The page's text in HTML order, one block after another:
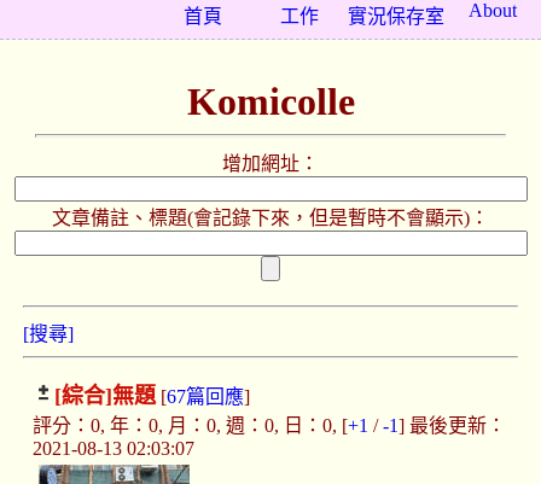
About
實況保存室
工作
首頁
Komicolle
增加網址：
文章備註、標題(會記錄下來，但是暫時不會顯示)：
[搜尋]
[綜合]無題[67篇回應]
評分：0, 年：0, 月：0, 週：0, 日：0, [+1 /-1] 最後更新：
2021-08-13 02:03:07